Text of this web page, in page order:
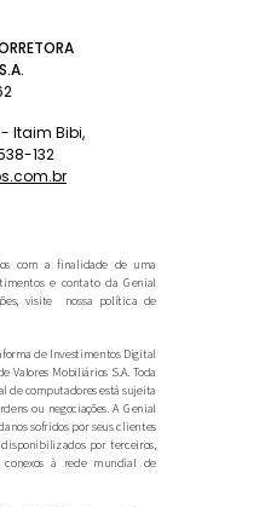
Itaim Bibi,
132
com a finalidade de uma
e contato da Genial
visite nossa política de
de Investimentos Digital
Valores Mobiliários S.A. Toda
de computadores está sujeita
ou negociações. A Genial
sofridos por seus clientes
por terceiros,
conexos à rede mundial de